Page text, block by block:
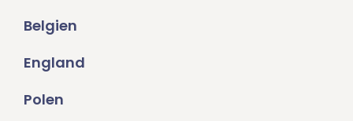
Belgien
England
Polen